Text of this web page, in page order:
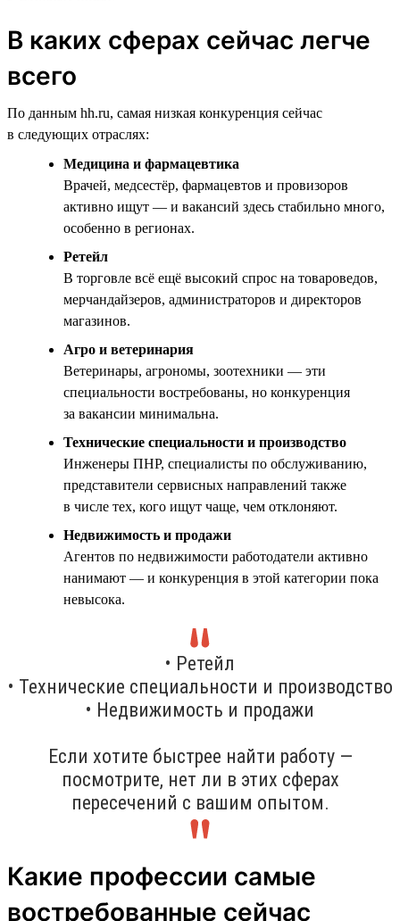
В каких сферах сейчас легче
всего
По данным hh.ru, самая низкая конкуренция сейчас
в следующих отраслях:
Медицина и фармацевтика
Врачей, медсестёр, фармацевтов и провизоров
активно ищут — и вакансий здесь стабильно много,
особенно в регионах.
Ретейл
В торговле всё ещё высокий спрос на товароведов,
мерчандайзеров, администраторов и директоров
магазинов.
Агро и ветеринария
Ветеринары, агрономы, зоотехники — эти
специальности востребованы, но конкуренция
за вакансии минимальна.
Технические специальности и производство
Инженеры ПНР, специалисты по обслуживанию,
представители сервисных направлений также
в числе тех, кого ищут чаще, чем отклоняют.
Недвижимость и продажи
Агентов по недвижимости работодатели активно
нанимают — и конкуренция в этой категории пока
невысока.
• Ретейл
• Технические специальности и производство
• Недвижимость и продажи
Если хотите быстрее найти работу —
посмотрите, нет ли в этих сферах
пересечений с вашим опытом.
Какие профессии самые
востребованные сейчас